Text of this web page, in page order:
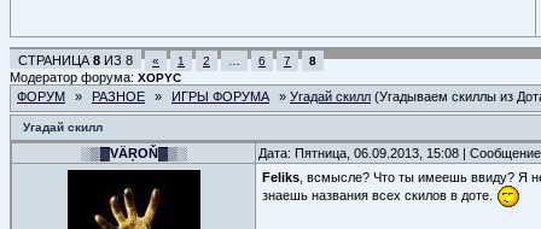
СТРАНИЦА 8 ИЗ 8 « 1 2 6 7 8
Модератор форума: XOPYC
ФОРУМ » РАЗНОЕ » ИГРЫ ФОРУМА » Угадай скилл (Угадываем скиллы из
Угадай скилл
░▒▓VÄŖOŇ▓▒░ Дата: Пятница, 06.09.2013, 15:08 |
Feliks , всмысле? Что ты имеешь ввиду? Я
знаешь названия всех скилов в доте.